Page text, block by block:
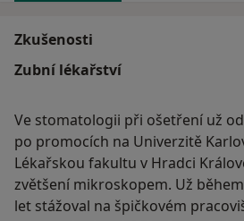
Zkušenosti
Zubní lékařství
Ve stomatologii při ošetření už
po promocích na Univerzitě
Lékařskou fakultu v Hradci
zvětšení mikroskopem. Už
let stážoval na špičkovém